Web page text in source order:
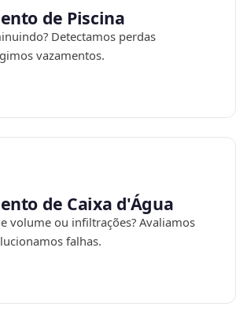
de Piscina
Detectamos perdas
vazamentos.
de Caixa d'Água
volume ou infiltrações? Avaliamos
falhas.